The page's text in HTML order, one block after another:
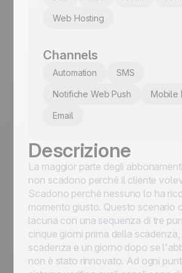
Web Hosting
Channels
Automation SMS
Notifiche Web Push Mobile
Email
Descrizione
La maggior parte degli
non scadono perché il cliente
Scadono perché nessuno lo ha
momento giusto. Questo scenario
lacuna con una sequenza di tre
cinque giorni prima della
scadenza e un giorno dopo se
non è stato rinnovato. Ad ogni